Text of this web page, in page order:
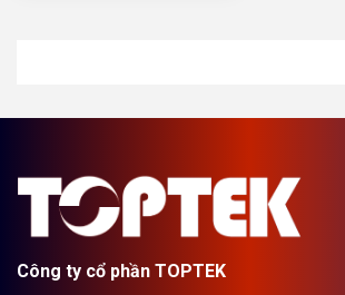
Công ty cổ phần TOPTEK